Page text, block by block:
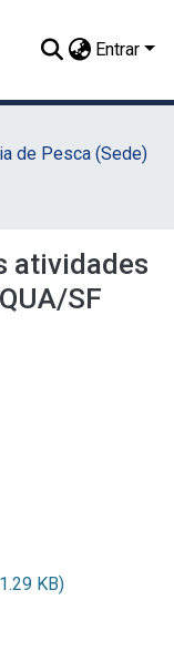
Entrar
de Pesca (Sede)
atividades
SF
KB)